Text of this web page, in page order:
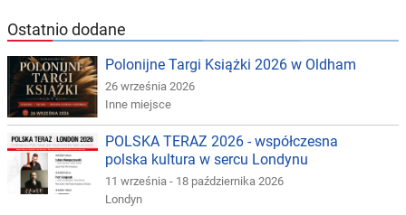
Ostatnio dodane
Polonijne Targi Książki 2026 w Oldham
26 września 2026
Inne miejsce
POLSKA TERAZ 2026 - współczesna
polska kultura w sercu Londynu
11 września - 18 października 2026
Londyn